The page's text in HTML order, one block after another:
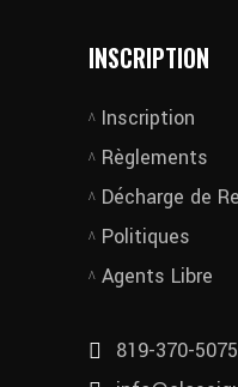
INSCRIPTION
Inscription
Règlements
Décharge de
Politiques
Agents Libre
819-370-5075